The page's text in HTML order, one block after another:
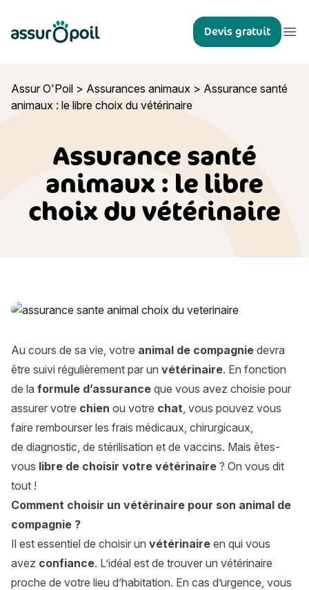
Assur O'Poil Devis gratuit
Assur O'Poil > Assurances animaux > Assurance santé
animaux : le libre choix du vétérinaire
Assurance santé
animaux : le libre
choix du vétérinaire
Assurance santé animaux : le libre choix du vétérinaire
Au cours de sa vie, votre animal de compagnie devra
être suivi régulièrement par un vétérinaire. En fonction
de la formule d’assurance que vous avez choisie pour
assurer votre chien ou votre chat, vous pouvez vous
faire rembourser les frais médicaux, chirurgicaux,
de diagnostic, de stérilisation et de vaccins. Mais êtes-
vous libre de choisir votre vétérinaire ? On vous dit
tout !
Comment choisir un vétérinaire pour son animal de
compagnie ?
Il est essentiel de choisir un vétérinaire en qui vous
avez confiance. L’idéal est de trouver un vétérinaire
proche de votre lieu d’habitation. En cas d’urgence, vous